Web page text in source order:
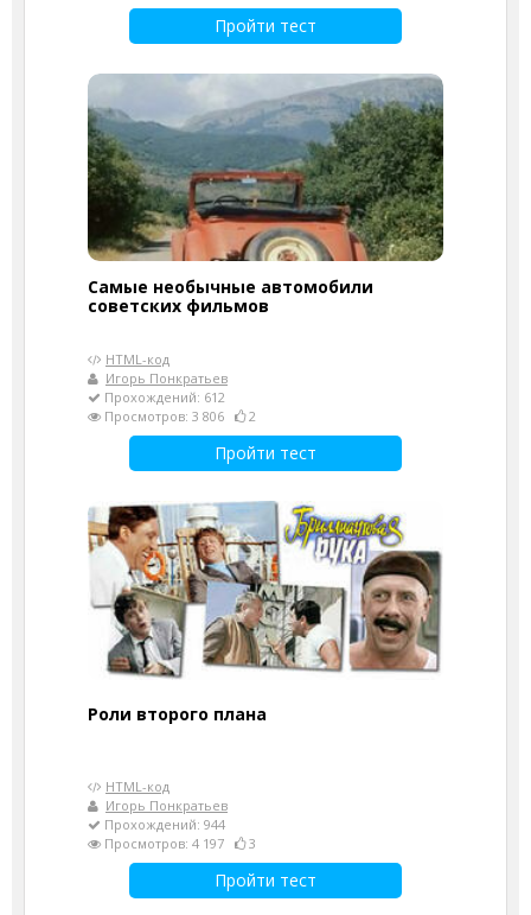
Пройти тест
Самые необычные автомобили
советских фильмов
HTML-код
Игорь Понкратьев
Прохождений: 612
Просмотров: 3 806
2
Пройти тест
Роли второго плана
HTML-код
Игорь Понкратьев
Прохождений: 944
Просмотров: 4 197
3
Пройти тест